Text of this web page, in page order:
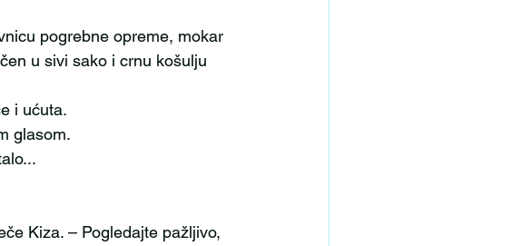
u sivi sako i crnu košulju
i ućuta.
glasom.